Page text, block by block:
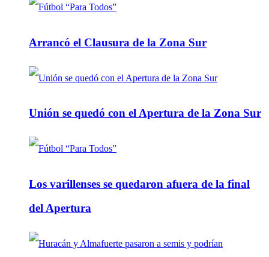
Arrancó el Clausura de la Zona Sur
Unión se quedó con el Apertura de la Zona Sur
Los varillenses se quedaron afuera de la final
del Apertura